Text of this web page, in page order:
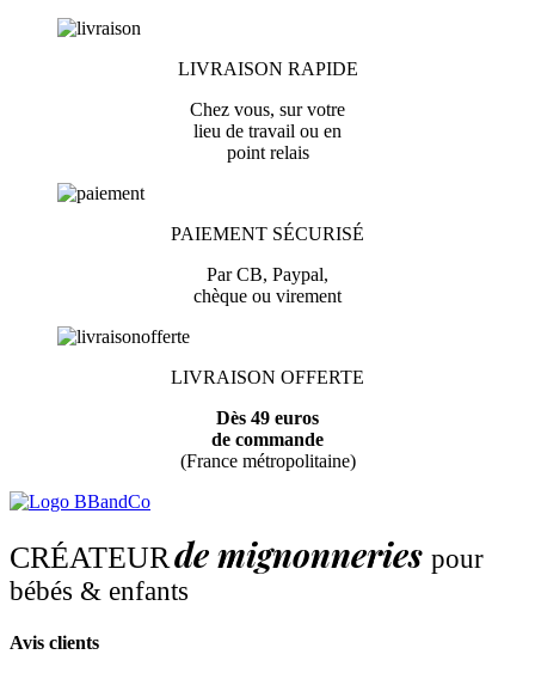
LIVRAISON RAPIDE
Chez vous, sur votre
lieu de travail ou en
point relais
PAIEMENT SÉCURISÉ
Par CB, Paypal,
chèque ou virement
LIVRAISON OFFERTE
Dès 49 euros
de commande
(France métropolitaine)
CRÉATEURde mignonneries pour
bébés & enfants
Avis clients